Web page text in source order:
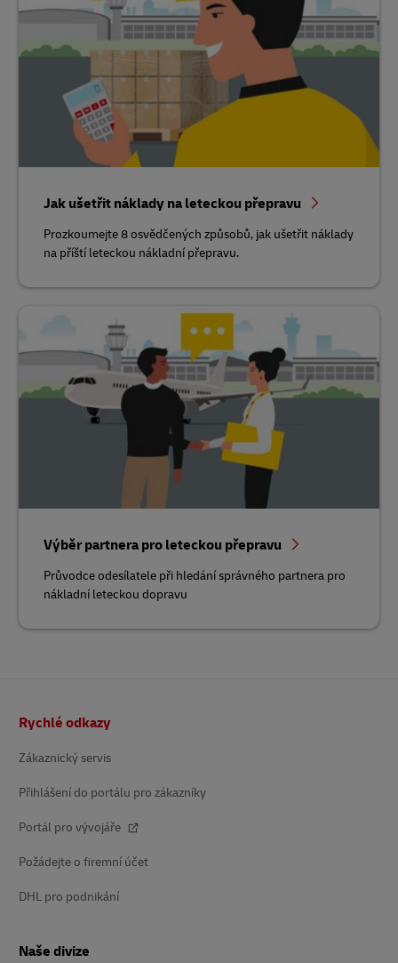
Jak ušetřit náklady na leteckou přepravu
Prozkoumejte 8 osvědčených způsobů, jak ušetřit náklady
na příští leteckou nákladní přepravu.
Výběr partnera pro leteckou přepravu
Průvodce odesílatele při hledání správného partnera pro
nákladní leteckou dopravu
Rychlé odkazy
Zákaznický servis
Přihlášení do portálu pro zákazníky
Portál pro vývojáře
Požádejte o firemní účet
DHL pro podnikání
Naše divize